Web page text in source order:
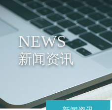
NEWS
新闻资讯